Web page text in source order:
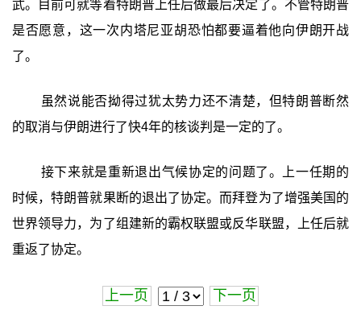
武。目前可就等着特朗普上任后做最后决定了。不管特朗普
是否愿意，这一次内塔尼亚胡恐怕都要逼着他向伊朗开战
了。
虽然说能否拗得过犹太势力还不清楚，但特朗普断然
的取消与伊朗进行了快4年的核谈判是一定的了。
接下来就是重新退出气候协定的问题了。上一任期的
时候，特朗普就果断的退出了协定。而拜登为了增强美国的
世界领导力，为了组建新的霸权联盟或反华联盟，上任后就
重返了协定。
上一页 下一页